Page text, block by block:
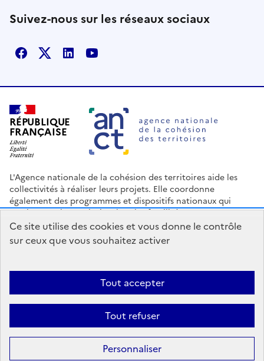
Ce site utilise des cookies et vous donne le contrôle
sur ceux que vous souhaitez activer
Tout accepter
Tout refuser
Personnaliser
Suivez-nous sur les réseaux sociaux
Facebook
X LinkedinYoutube
RÉPUBLIQUE
FRANÇAISE
L'Agence nationale de la cohésion des territoires aide les
collectivités à réaliser leurs projets. Elle coordonne
également des programmes et dispositifs nationaux qui
soutiennent les territoires les plus fragilisés.
Espace Presse Logo ANCT
data.gouv.fr
Accessibilité : Partiellement conforme Mentions légales
Politique
Sauf mention contraire, tous les contenus de ce site sont sous